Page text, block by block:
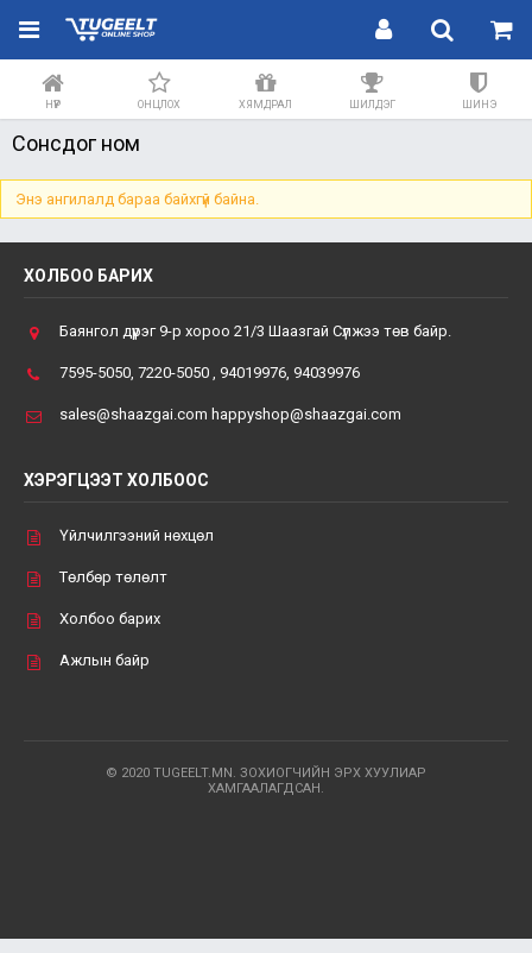
НҮҮР ОНЦЛОХ ХЯМДРАЛ ШИЛДЭГ ШИНЭ
Сонсдог ном
Энэ ангилалд бараа байхгүй байна.
ХОЛБОО БАРИХ
Баянгол дүүрэг 9-р хороо 21/3 Шаазгай Сүлжээ төв байр.
7595-5050, 7220-5050 , 94019976, 94039976
sales@shaazgai.com happyshop@shaazgai.com
ХЭРЭГЦЭЭТ ХОЛБООС
Үйлчилгээний нөхцөл
Төлбөр төлөлт
Холбоо барих
Ажлын байр
© 2020 TUGEELT.MN. ЗОХИОГЧИЙН ЭРХ ХУУЛИАР
ХАМГААЛАГДСАН.